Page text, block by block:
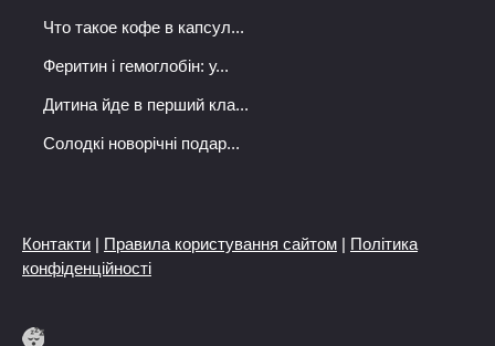
Что такое кофе в капсул...
Феритин і гемоглобін: у...
Дитина йде в перший кла...
Солодкі новорічні подар...
Контакти | Правила користування сайтом | Політика
конфіденційності